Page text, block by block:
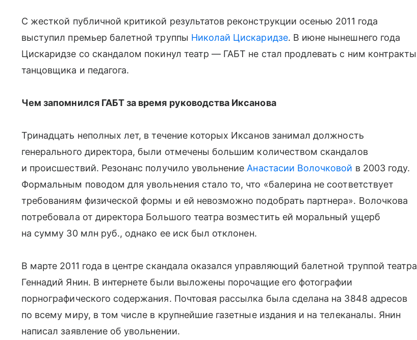
С жесткой публичной критикой результатов реконструкции осенью 2011 года
выступил премьер балетной труппы Николай Цискаридзе. В июне нынешнего года
Цискаридзе со скандалом покинул театр — ГАБТ не стал продлевать с ним контракты
танцовщика и педагога.
Чем запомнился ГАБТ за время руководства Иксанова
Тринадцать неполных лет, в течение которых Иксанов занимал должность
генерального директора, были отмечены большим количеством скандалов
и происшествий. Резонанс получило увольнение Анастасии Волочковой в 2003 году.
Формальным поводом для увольнения стало то, что «балерина не соответствует
требованиям физической формы и ей невозможно подобрать партнера». Волочкова
потребовала от директора Большого театра возместить ей моральный ущерб
на сумму 30 млн руб., однако ее иск был отклонен.
В марте 2011 года в центре скандала оказался управляющий балетной труппой театра
Геннадий Янин. В интернете были выложены порочащие его фотографии
порнографического содержания. Почтовая рассылка была сделана на 3848 адресов
по всему миру, в том числе в крупнейшие газетные издания и на телеканалы. Янин
написал заявление об увольнении.